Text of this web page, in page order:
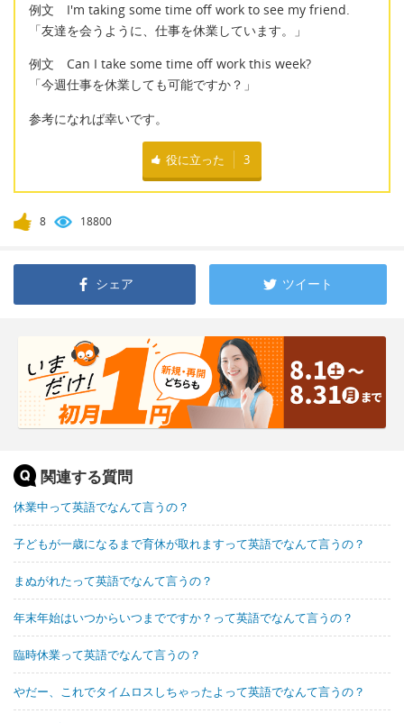
例文 I'm taking some time off work to see my friend.
「友達を会うように、仕事を休業しています。」
例文 Can I take some time off work this week?
「今週仕事を休業しても可能ですか？」
参考になれば幸いです。
役に立った 3
8 18800
シェア ツイート
関連する質問
休業中って英語でなんて言うの？
子どもが一歳になるまで育休が取れますって英語でなんて言うの？
まぬがれたって英語でなんて言うの？
年末年始はいつからいつまでですか？って英語でなんて言うの？
臨時休業って英語でなんて言うの？
やだー、これでタイムロスしちゃったよって英語でなんて言うの？